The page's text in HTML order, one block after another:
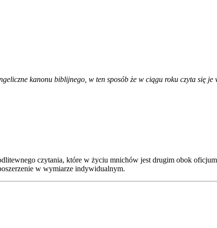
kanonu biblijnego, w ten sposób że w ciągu roku czyta się je
czytania, które w życiu mnichów jest drugim obok
w wymiarze indywidualnym.